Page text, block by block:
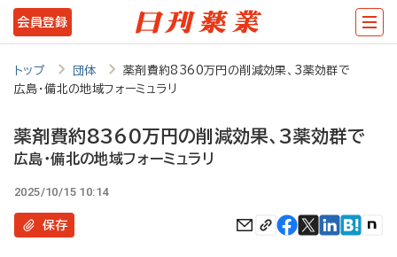
メ
イ
コ
ン
テ
ツ
に
会員登録
トップ 団体
薬剤費約8360万円の削減効果、3薬効群で
広島・備北の地域フォーミュラリ
薬剤費約8360万円の削減効果、3薬効群で
広島・備北の地域フォーミュラリ
2025/10/15 10:14
保存